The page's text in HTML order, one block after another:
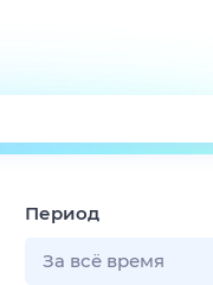
Поиск
ТВ-программа
Период
За всё время